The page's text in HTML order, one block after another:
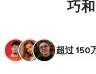
巧
超过 150